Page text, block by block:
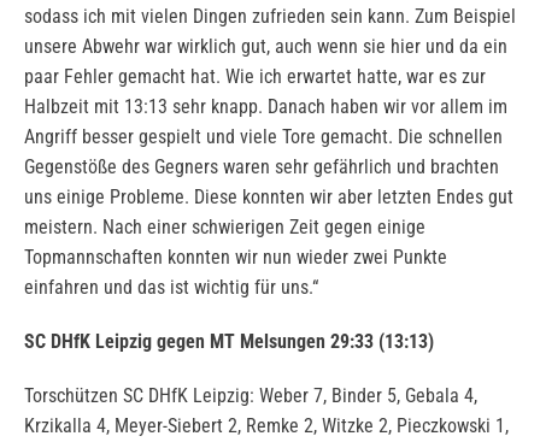
sodass ich mit vielen Dingen zufrieden sein kann. Zum Beispiel
unsere Abwehr war wirklich gut, auch wenn sie hier und da ein
paar Fehler gemacht hat. Wie ich erwartet hatte, war es zur
Halbzeit mit 13:13 sehr knapp. Danach haben wir vor allem im
Angriff besser gespielt und viele Tore gemacht. Die schnellen
Gegenstöße des Gegners waren sehr gefährlich und brachten
uns einige Probleme. Diese konnten wir aber letzten Endes gut
meistern. Nach einer schwierigen Zeit gegen einige
Topmannschaften konnten wir nun wieder zwei Punkte
einfahren und das ist wichtig für uns.“
SC DHfK Leipzig gegen MT Melsungen 29:33 (13:13)
Torschützen SC DHfK Leipzig: Weber 7, Binder 5, Gebala 4,
Krzikalla 4, Meyer-Siebert 2, Remke 2, Witzke 2, Pieczkowski 1,